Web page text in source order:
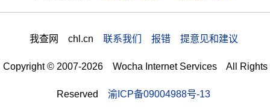
我查网 chl.cn 联系我们 报错 提意见和建议
Copyright © 2007-2026 Wocha Internet Services All Rights
Reserved 渝ICP备09004988号-13